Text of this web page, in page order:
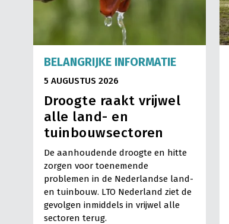
BELANGRIJKE INFORMATIE
5 AUGUSTUS 2026
Droogte raakt vrijwel
alle land- en
tuinbouwsectoren
De aanhoudende droogte en hitte
zorgen voor toenemende
problemen in de Nederlandse land-
en tuinbouw. LTO Nederland ziet de
gevolgen inmiddels in vrijwel alle
sectoren terug.